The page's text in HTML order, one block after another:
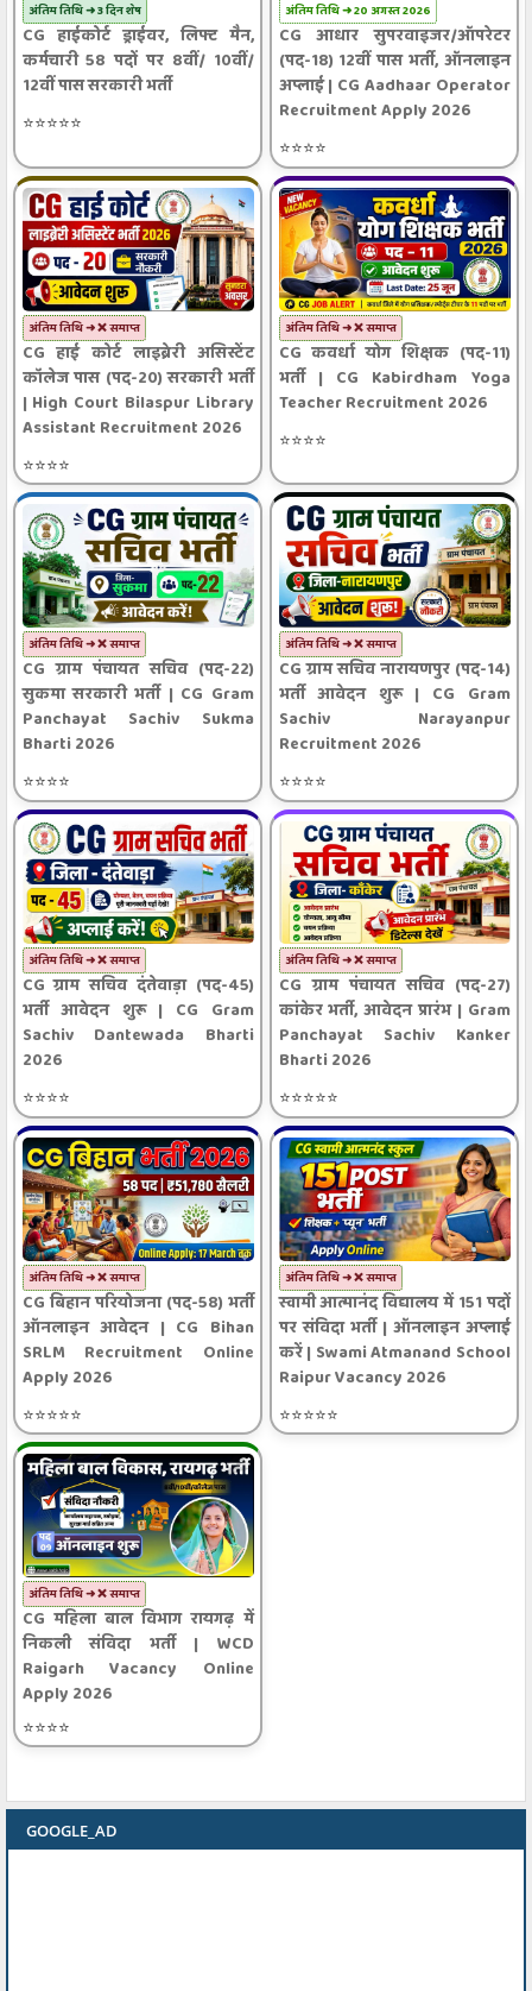
अंतिम तिथि ➜ 3 दिन शेष
CG हाईकोर्ट ड्राईवर, लिफ्ट मैन,
कर्मचारी 58 पदों पर 8वीं/ 10वीं/
12वीं पास सरकारी भर्ती
⭐⭐⭐⭐⭐
अंतिम तिथि ➜ 20 अगस्त 2026
CG आधार सुपरवाइजर/ऑपरेटर
(पद-18) 12वीं पास भर्ती, ऑनलाइन
अप्लाई | CG Aadhaar Operator
Recruitment Apply 2026
⭐⭐⭐⭐
अंतिम तिथि ➜ ❌ समाप्त
CG हाई कोर्ट लाइब्रेरी असिस्टेंट
कॉलेज पास (पद-20) सरकारी भर्ती
| High Court Bilaspur Library
Assistant Recruitment 2026
⭐⭐⭐⭐
अंतिम तिथि ➜ ❌ समाप्त
CG कवर्धा योग शिक्षक (पद-11)
भर्ती | CG Kabirdham Yoga
Teacher Recruitment 2026
⭐⭐⭐⭐
अंतिम तिथि ➜ ❌ समाप्त
CG ग्राम पंचायत सचिव (पद-22)
सुकमा सरकारी भर्ती | CG Gram
Panchayat Sachiv Sukma
Bharti 2026
⭐⭐⭐⭐
अंतिम तिथि ➜ ❌ समाप्त
CG ग्राम सचिव नारायणपुर (पद-14)
भर्ती आवेदन शुरू | CG Gram
Sachiv Narayanpur
Recruitment 2026
⭐⭐⭐⭐
अंतिम तिथि ➜ ❌ समाप्त
CG ग्राम सचिव दंतेवाड़ा (पद-45)
भर्ती आवेदन शुरू | CG Gram
Sachiv Dantewada Bharti
2026
⭐⭐⭐⭐
अंतिम तिथि ➜ ❌ समाप्त
CG ग्राम पंचायत सचिव (पद-27)
कांकेर भर्ती, आवेदन प्रारंभ | Gram
Panchayat Sachiv Kanker
Bharti 2026
⭐⭐⭐⭐⭐
अंतिम तिथि ➜ ❌ समाप्त
CG बिहान परियोजना (पद-58) भर्ती
ऑनलाइन आवेदन | CG Bihan
SRLM Recruitment Online
Apply 2026
⭐⭐⭐⭐⭐
अंतिम तिथि ➜ ❌ समाप्त
स्वामी आत्मानंद विद्यालय में 151 पदों
पर संविदा भर्ती | ऑनलाइन अप्लाई
करें | Swami Atmanand School
Raipur Vacancy 2026
⭐⭐⭐⭐⭐
अंतिम तिथि ➜ ❌ समाप्त
CG महिला बाल विभाग रायगढ़ में
निकली संविदा भर्ती | WCD
Raigarh Vacancy Online
Apply 2026
⭐⭐⭐⭐
GOOGLE_AD